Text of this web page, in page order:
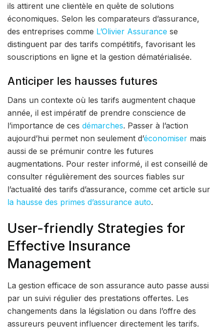
ils attirent une clientèle en quête de solutions
économiques. Selon les comparateurs d’assurance,
des entreprises comme L’Olivier Assurance se
distinguent par des tarifs compétitifs, favorisant les
souscriptions en ligne et la gestion dématérialisée.
Anticiper les hausses futures
Dans un contexte où les tarifs augmentent chaque
année, il est impératif de prendre conscience de
l’importance de ces démarches. Passer à l’action
aujourd’hui permet non seulement d’économiser mais
aussi de se prémunir contre les futures
augmentations. Pour rester informé, il est conseillé de
consulter régulièrement des sources fiables sur
l’actualité des tarifs d’assurance, comme cet article sur
la hausse des primes d’assurance auto.
User-friendly Strategies for
Effective Insurance
Management
La gestion efficace de son assurance auto passe aussi
par un suivi régulier des prestations offertes. Les
changements dans la législation ou dans l’offre des
assureurs peuvent influencer directement les tarifs.